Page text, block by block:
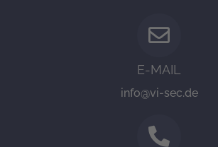
E-MAIL
info@vi-sec.de